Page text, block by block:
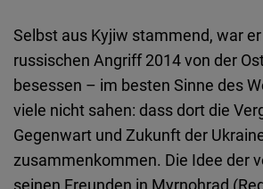
Selbst aus Kyjiw stammend, war
russischen Angriff 2014 von der
besessen – im besten Sinne des
viele nicht sahen: dass dort die
Gegenwart und Zukunft der
zusammenkommen. Die Idee der
seinen Freunden in Myrnohrad